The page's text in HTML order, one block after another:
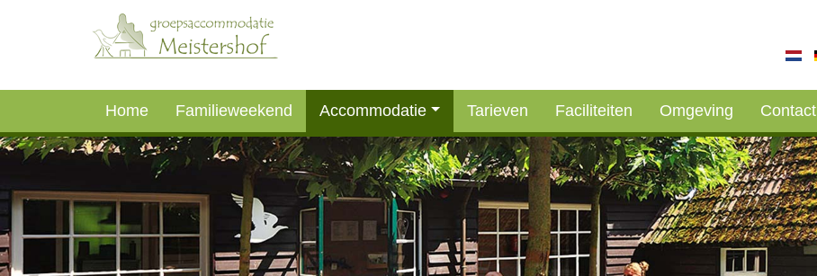
Home Familieweekend Accommodatie Tarieven Faciliteiten Omgeving Contact